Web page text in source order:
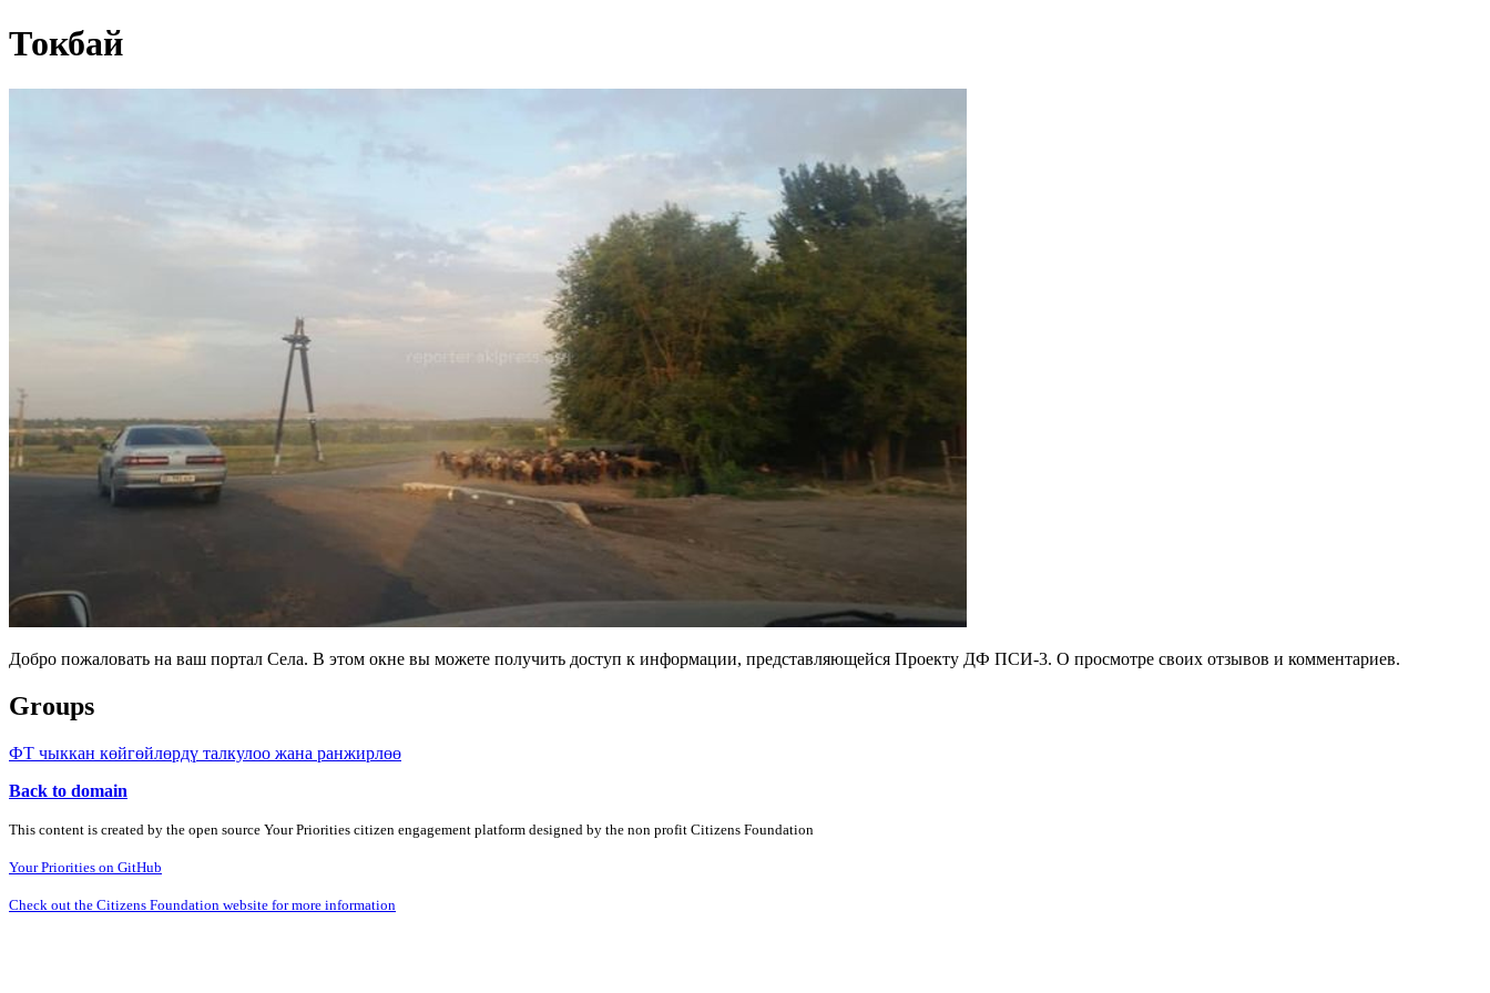
Токбай
Добро пожаловать на ваш портал Села. В этом окне вы можете получить доступ к информации, представляющейся Проекту ДФ ПСИ-3. О просмотре своих отзывов и комментариев.
Groups
ФТ чыккан көйгөйлөрдү талкулоо жана ранжирлөө
Back to domain
This content is created by the open source Your Priorities citizen engagement platform designed by the non profit Citizens Foundation
Your Priorities on GitHub
Check out the Citizens Foundation website for more information